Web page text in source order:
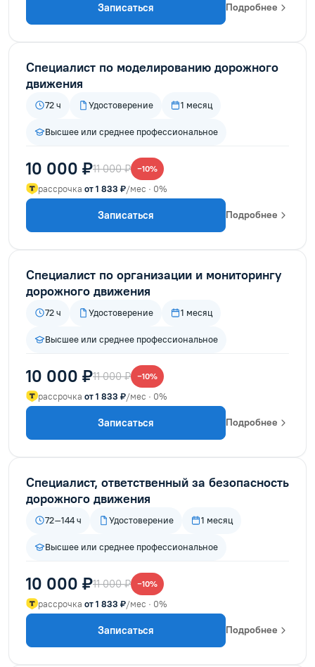
Записаться Подробнее
Специалист по моделированию дорожного
движения
72 ч Удостоверение 1 месяц
Высшее или среднее профессиональное
10 000 ₽11 000 ₽ −10%
рассрочка от 1 833 ₽/мес · 0%
Записаться Подробнее
Специалист по организации и мониторингу
дорожного движения
72 ч Удостоверение 1 месяц
Высшее или среднее профессиональное
10 000 ₽11 000 ₽ −10%
рассрочка от 1 833 ₽/мес · 0%
Записаться Подробнее
Специалист, ответственный за безопасность
дорожного движения
72–144 ч Удостоверение 1 месяц
Высшее или среднее профессиональное
10 000 ₽11 000 ₽ −10%
рассрочка от 1 833 ₽/мес · 0%
Записаться Подробнее